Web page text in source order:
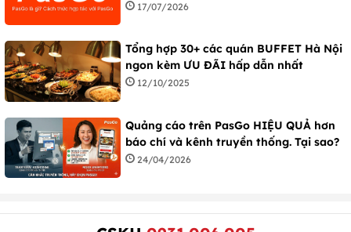
17/07/2026
Tổng hợp 30+ các quán BUFFET Hà Nội
ngon kèm ƯU ĐÃI hấp dẫn nhất
12/10/2025
Quảng cáo trên PasGo HIỆU QUẢ hơn
báo chí và kênh truyền thống. Tại sao?
24/04/2026